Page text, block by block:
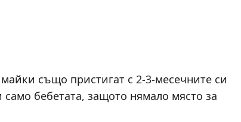
също пристигат с 2-3-месечните си
бебетата, защото нямало място за